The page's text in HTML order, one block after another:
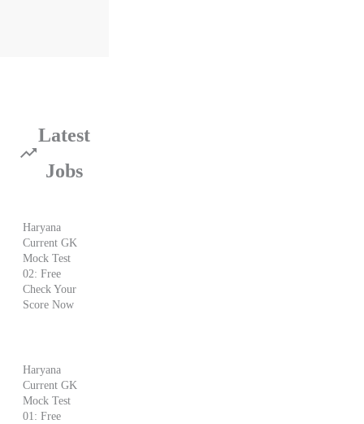
Latest
Jobs
Haryana
Current GK
Mock Test
02: Free
Check Your
Score Now
Haryana
Current GK
Mock Test
01: Free